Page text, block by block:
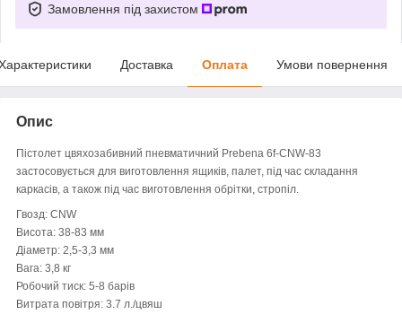
Замовлення під захистом
Доставка Оплата Умови повернення
Опис
Пістолет цвяхозабивний пневматичний Prebena 6f-CNW-83
застосовується для виготовлення ящиків, палет, під час складання
каркасів, а також під час виготовлення обрітки, стропіл.
Гвозд: CNW
Висота: 38-83 мм
Діаметр: 2,5-3,3 мм
Вага: 3,8 кг
Робочий тиск: 5-8 барів
Витрата повітря: 3.7 л./цвяш